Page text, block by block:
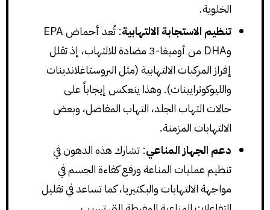
الخلوية.
تنظيم الاستجابة الالتهابية
: تُعد أحماض EPA
وDHA من أوميغا-3 مضادة للالتهاب، إذ تقلل
إفراز المركبات الالتهابية (مثل البروستاغلاندينات
والليوكوترايينات). وهذا ينعكس إيجاباً على
حالات التهاب الجلد، التهاب المفاصل، وبعض
الالتهابات المزمنة.
دعم الجهاز المناعي: تشارك هذه الدهون في
تنظيم عمليات المناعة ورفع كفاءة الجسم في
مواجهة الالتهابات والبكتيريا، كما تساعد في تقليل